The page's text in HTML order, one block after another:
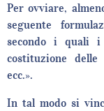
Per ovviare,
seguente
secondo i quali i
costituzione
ecc.».
In tal modo si